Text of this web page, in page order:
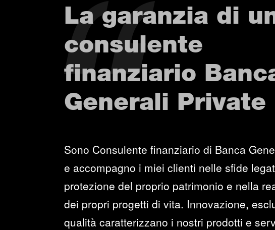
La garanzia di
consulente
finanziario
Generali Private
Sono Consulente finanziario di Banca
e accompagno i miei clienti nelle sfide
protezione del proprio patrimonio e nella
dei propri progetti di vita. Innovazione,
qualità caratterizzano i nostri prodotti e